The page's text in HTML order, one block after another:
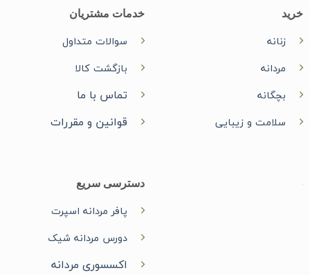
خرید
زنانه
مردانه
بچگانه
سلامت و زیبایی
خدمات مشتریان
سوالات متداول
بازگشت کالا
تماس با ما
قوانین و مقررات
دسترسی سریع
پافر مردانه اسپرت
دورس مردانه شیک
اکسسوری مردانه